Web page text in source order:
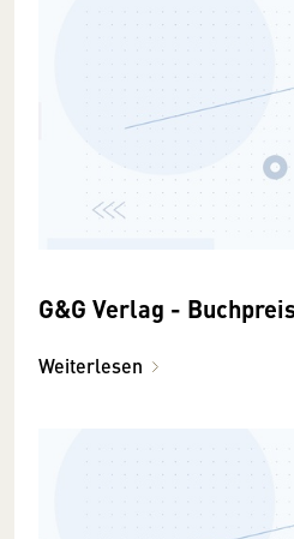
G&G Verlag -
Weiterlesen